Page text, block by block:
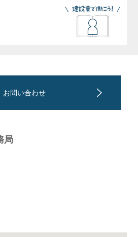
お問い合わせ
局